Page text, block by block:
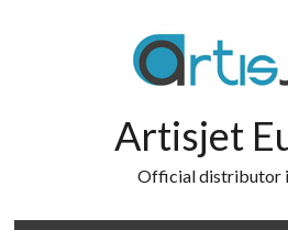
Artisjet
Official distributor